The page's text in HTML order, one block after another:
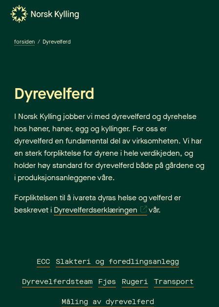
Gå til hovedinnholdet
Gå til menyen
forsiden / Dyrevelferd
Dyrevelferd
I Norsk Kylling jobber vi med dyrevelferd og dyrehelse
hos høner, haner, egg og kyllinger. For oss er
dyrevelferd en fundamental del av virksomheten. Vi har
en sterk forpliktelse for dyrene i hele verdikjeden, og
holder høy standard for dyrevelferd både på gårdene og
i produksjonsanleggene våre.
Forpliktelsen til å ivareta dyras helse og velferd er
beskrevet i Dyrevelferdserklæringen vår.
ECC Slakteri og foredlingsanlegg
Dyrevelferdsteam Fjøs Rugeri Transport
Måling av dyrevelferd